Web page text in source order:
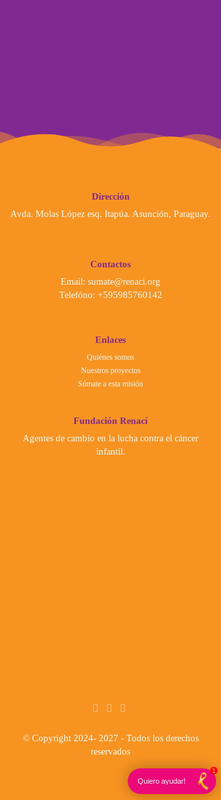
Dirección
Avda. Molas López esq. Itapúa. Asunción, Paraguay.
Contactos
Email: sumate@renaci.org
Telefóno: +595985760142
Enlaces
Quiénes somos
Nuestros proyectos
Súmate a esta misión
Fundación Renací
Agentes de cambio en la lucha contra el cáncer
infantil.
© Copyright 2024- 2027 - Todos los derechos
reservados
Quiero ayudar!
1